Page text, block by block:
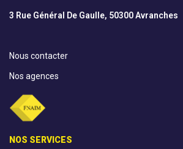
3 Rue Général De Gaulle, 50300 Avranches
Nous contacter
Nos agences
NOS SERVICES